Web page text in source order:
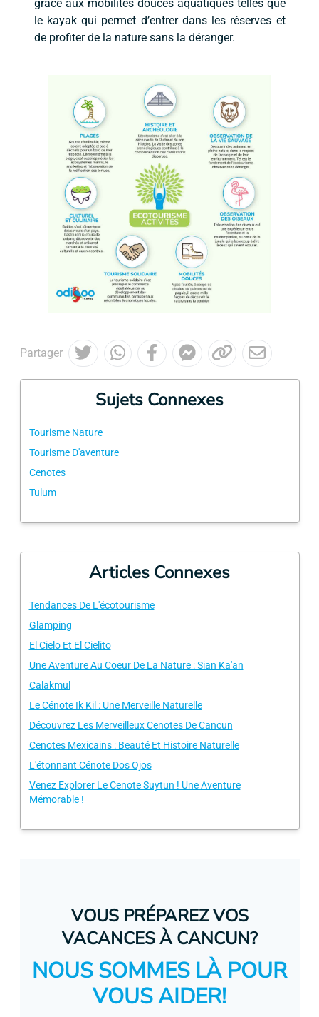
grâce aux mobilités douces aquatiques telles que
le kayak qui permet d’entrer dans les réserves et
de profiter de la nature sans la déranger.
Partager
Sujets Connexes
Tourisme Nature
Tourisme D'aventure
Cenotes
Tulum
Articles Connexes
Tendances De L'écotourisme
Glamping
El Cielo Et El Cielito
Une Aventure Au Coeur De La Nature : Sian Ka'an
Calakmul
Le Cénote Ik Kil : Une Merveille Naturelle
Découvrez Les Merveilleux Cenotes De Cancun
Cenotes Mexicains : Beauté Et Histoire Naturelle
L'étonnant Cénote Dos Ojos
Venez Explorer Le Cenote Suytun ! Une Aventure
Mémorable !
VOUS PRÉPAREZ VOS
VACANCES À CANCUN?
NOUS SOMMES LÀ POUR
VOUS AIDER!